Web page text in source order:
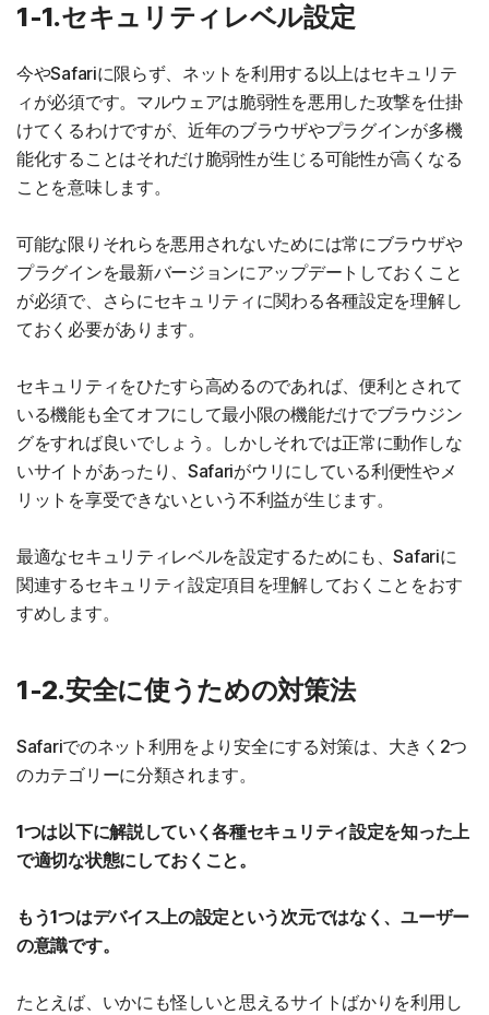
1-1.セキュリティレベル設定
今やSafariに限らず、ネットを利用する以上はセキュリテ
ィが必須です。マルウェアは脆弱性を悪用した攻撃を仕掛
けてくるわけですが、近年のブラウザやプラグインが多機
能化することはそれだけ脆弱性が生じる可能性が高くなる
ことを意味します。
可能な限りそれらを悪用されないためには常にブラウザや
プラグインを最新バージョンにアップデートしておくこと
が必須で、さらにセキュリティに関わる各種設定を理解し
ておく必要があります。
セキュリティをひたすら高めるのであれば、便利とされて
いる機能も全てオフにして最小限の機能だけでブラウジン
グをすれば良いでしょう。しかしそれでは正常に動作しな
いサイトがあったり、Safariがウリにしている利便性やメ
リットを享受できないという不利益が生じます。
最適なセキュリティレベルを設定するためにも、Safariに
関連するセキュリティ設定項目を理解しておくことをおす
すめします。
1-2.安全に使うための対策法
Safariでのネット利用をより安全にする対策は、大きく2つ
のカテゴリーに分類されます。
1つは以下に解説していく各種セキュリティ設定を知った上
で適切な状態にしておくこと。
もう1つはデバイス上の設定という次元ではなく、ユーザー
の意識です。
たとえば、いかにも怪しいと思えるサイトばかりを利用し